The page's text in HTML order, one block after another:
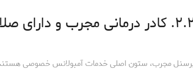
مجرب و دارای صلاحیت
مجرب، ستون اصلی خدمات آمبولانس خصوصی